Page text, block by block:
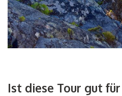
Ist diese Tour gut